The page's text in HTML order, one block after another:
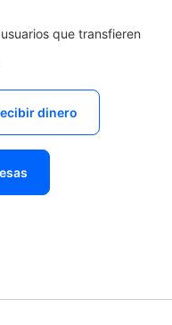
que transfieren
dinero